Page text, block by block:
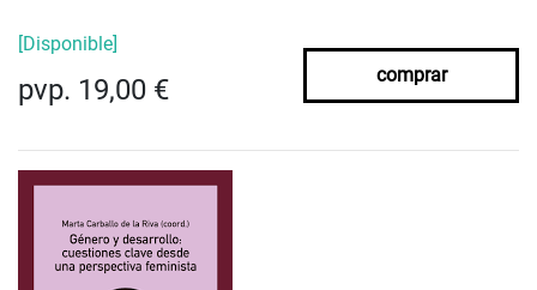
[Disponible]
pvp. 19,00 € comprar